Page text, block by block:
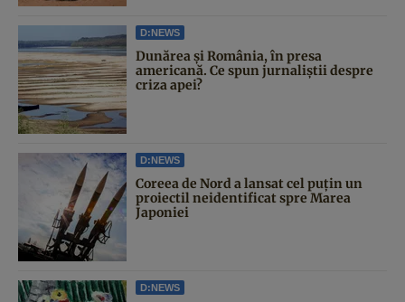
D:NEWS
Dunărea și România, în presa
americană. Ce spun jurnaliștii despre
criza apei?
D:NEWS
Coreea de Nord a lansat cel puțin un
proiectil neidentificat spre Marea
Japoniei
D:NEWS